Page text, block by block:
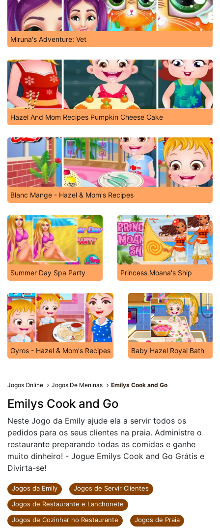
Miruna's Adventure: Vet
Hazel And Mom Recipes Pumpkin Cheese Cake
Blanc Mange - Hazel & Mom's Recipes
Summer Day Spa Party Princess Moana's Ship
Gyros - Hazel & Mom's Recipes Baby Hazel Royal Bath
Jogos Online Jogos De Meninas Emilys Cook and Go
Emilys Cook and Go
Neste Jogo da Emily ajude ela a servir todos os
pedidos para os seus clientes na praia. Administre o
restaurante preparando todas as comidas e ganhe
muito dinheiro! - Jogue Emilys Cook and Go Grátis e
Divirta-se!
Jogos da Emily
Jogos de Servir Clientes
Jogos de Restaurante e Lanchonete
Jogos de Cozinhar no Restaurante
Jogos de Praia